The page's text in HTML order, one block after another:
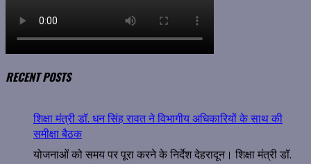
RECENT POSTS
शिक्षा मंत्री डॉ. धन सिंह रावत ने विभागीय अधिकारियों के साथ की
समीक्षा बैठक
योजनाओं को समय पर पूरा करने के निर्देश देहरादून। शिक्षा मंत्री डॉ.